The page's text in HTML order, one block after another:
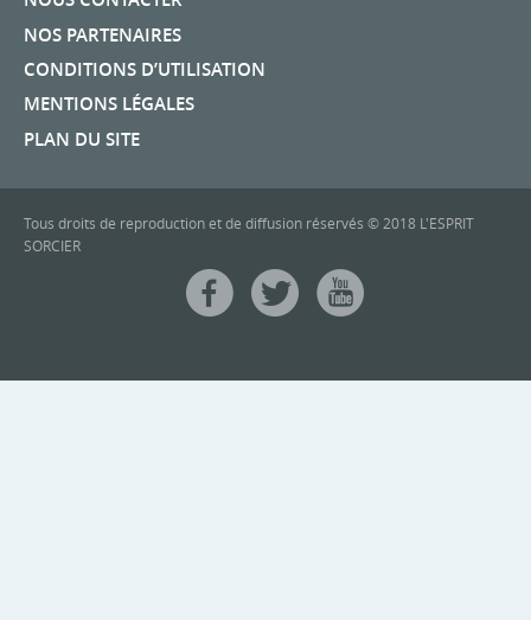
NOS PARTENAIRES
CONDITIONS D’UTILISATION
MENTIONS LÉGALES
PLAN DU SITE
Tous droits de reproduction et de diffusion réservés © 2018 L'ESPRIT
SORCIER